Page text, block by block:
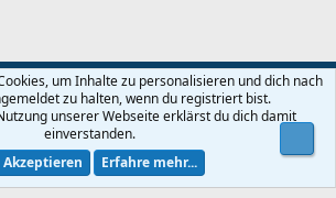
Datenschutz Hilfe und Impressum Start
® © 2010-2026 XenForo Ltd.
um Inhalte zu personalisieren und dich nach
zu halten, wenn du registriert bist.
unserer Webseite erklärst du dich damit
einverstanden.
Akzeptieren
Erfahre mehr...